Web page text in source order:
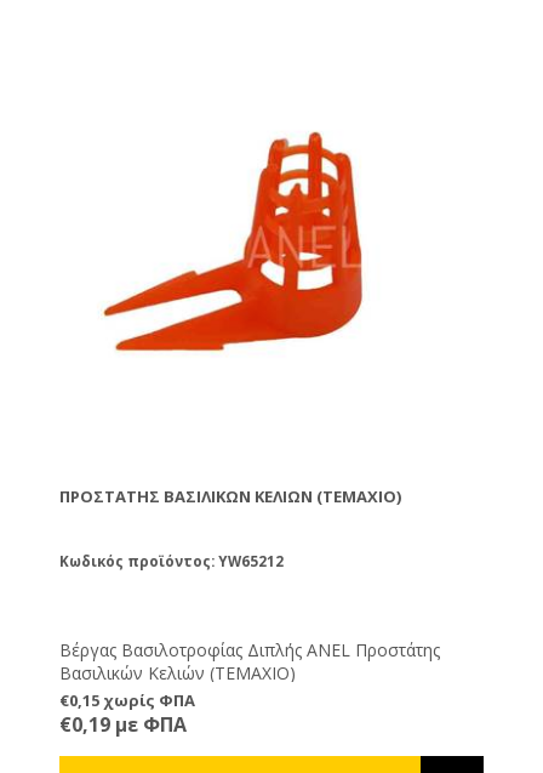
ΠΡΟΣΤΆΤΗΣ ΒΑΣΙΛΙΚΏΝ ΚΕΛΙΏΝ (ΤΕΜΑΧΙΟ)
Κωδικός προϊόντος: YW65212
Βέργας Βασιλοτροφίας Διπλής ANEL Προστάτης
Βασιλικών Κελιών (ΤΕΜΑΧΙΟ)
€0,15 χωρίς ΦΠΑ
€0,19 με ΦΠΑ